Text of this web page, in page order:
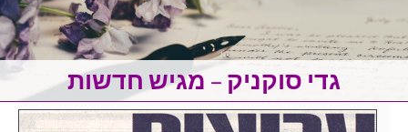
גדי סוקניק – מגיש חדשות